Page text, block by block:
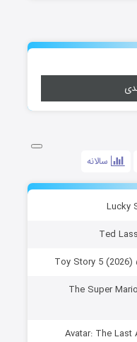
سالانه
دانلود انیمیشن سوپر ماریو گلکسی The Super Mario